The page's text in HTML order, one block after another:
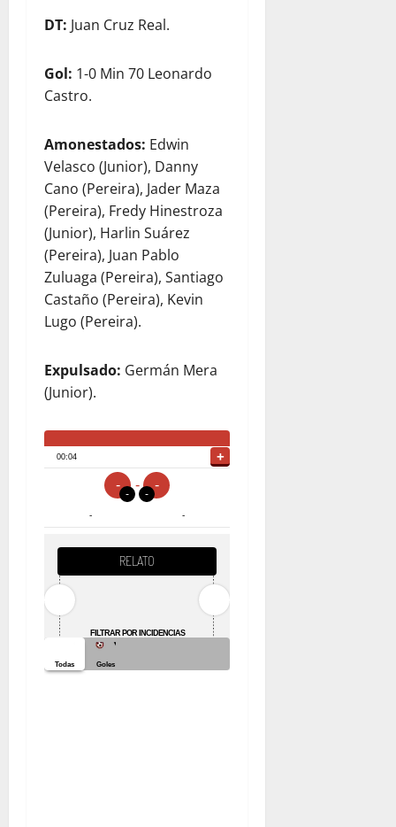
DT: Juan Cruz Real.
Gol: 1-0 Min 70 Leonardo
Castro.
Amonestados: Edwin
Velasco (Junior), Danny
Cano (Pereira), Jader Maza
(Pereira), Fredy Hinestroza
(Junior), Harlin Suárez
(Pereira), Juan Pablo
Zuluaga (Pereira), Santiago
Castaño (Pereira), Kevin
Lugo (Pereira).
Expulsado: Germán Mera
(Junior).